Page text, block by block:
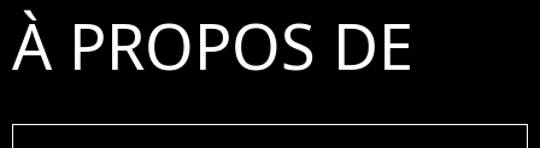
À PROPOS DE